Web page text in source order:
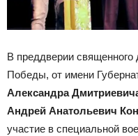
В преддверии священного
Победы, от имени
Александра
Андрей Анатольевич
участие в специальной